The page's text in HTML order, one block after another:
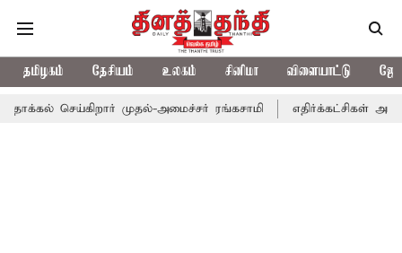
தமிழகம் தேசியம் உலகம் சினிமா விளையாட்டு
முதல்-அமைச்சர் ரங்கசாமி எதிர்க்கட்சிகள் அமளி: